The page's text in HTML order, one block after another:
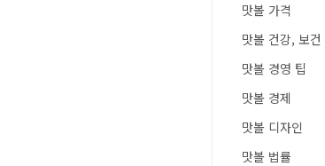
맛볼 가격
맛볼 건강, 보건
맛볼 경영 팁
맛볼 경제
맛볼 디자인
맛볼 법률